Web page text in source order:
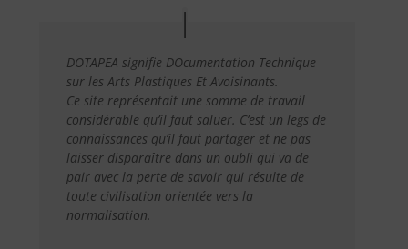
DOTAPEA signifie DOcumentation Technique
sur les Arts Plastiques Et Avoisinants.
Ce site représentait une somme de travail
considérable qu’il faut saluer. C’est un legs de
connaissances qu’il faut partager et ne pas
laisser disparaître dans un oubli qui va de
pair avec la perte de savoir qui résulte de
toute civilisation orientée vers la
normalisation.